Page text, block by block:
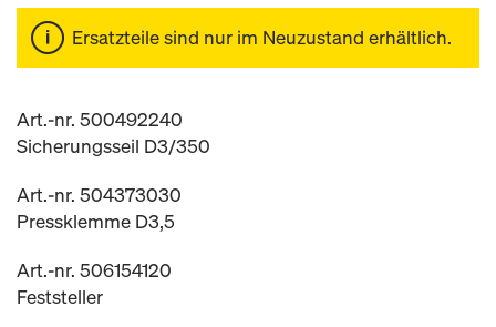
Ersatzteile sind nur im Neuzustand erhältlich.
Art.-nr. 500492240
Sicherungsseil D3/350
Art.-nr. 504373030
Pressklemme D3,5
Art.-nr. 506154120
Feststeller